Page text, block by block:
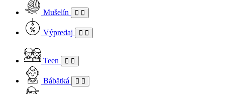
Mušelín
Výpredaj
Teen
Bábätká